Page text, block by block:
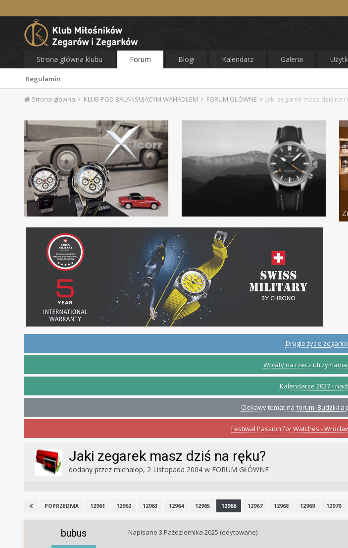
Strona główna klubu Forum
Regulamin
Blogi Kalendarz Galeria
Strona główna KLUB POD BALANSUJĄCYM WAHADŁEM FORUM GŁÓWNE Jaki zegarek masz dziś na
Drugie życie
Wpłaty na rzecz
Kalendarze 2027 -
Ciekawy temat na forum: Budziki
Festiwal Passion for Watches -
Jaki zegarek masz dziś na ręku?
dodany przez michalop, 2 Listopada 2004w FORUM GŁÓWNE
POPRZEDNIA 12961 12962 12963 12964 12965 12966 12967 12968 12969 12970
bubus Napisano 3 Października 2025 (edytowane)